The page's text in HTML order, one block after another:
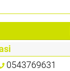
0543769631